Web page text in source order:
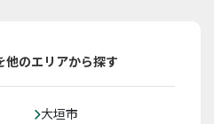
他のエリアから探す
大垣市